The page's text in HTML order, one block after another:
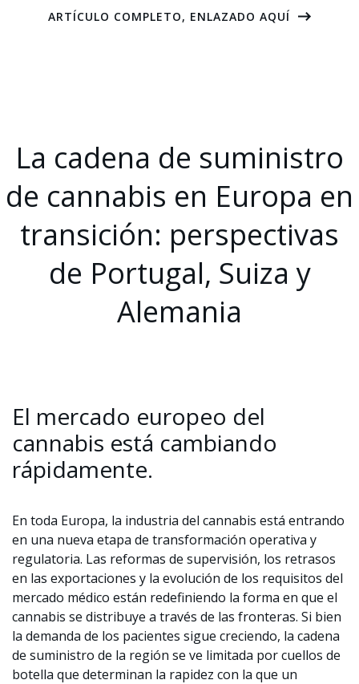
ARTÍCULO COMPLETO, ENLAZADO AQUÍ
La cadena de suministro
de cannabis en Europa en
transición: perspectivas
de Portugal, Suiza y
Alemania
El mercado europeo del
cannabis está cambiando
rápidamente.
En toda Europa, la industria del cannabis está entrando
en una nueva etapa de transformación operativa y
regulatoria. Las reformas de supervisión, los retrasos
en las exportaciones y la evolución de los requisitos del
mercado médico están redefiniendo la forma en que el
cannabis se distribuye a través de las fronteras. Si bien
la demanda de los pacientes sigue creciendo, la cadena
de suministro de la región se ve limitada por cuellos de
botella que determinan la rapidez con la que un